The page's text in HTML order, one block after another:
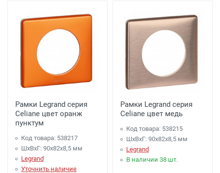
Рамки Legrand серия
Celiane цвет оранж
пунктум
Код товара: 538217
ШхВхГ: 90x82x8,5 мм
Legrand
Уточнить наличие
Рамки Legrand серия
Celiane цвет медь
Код товара: 538215
ШхВхГ: 90x82x8,5 мм
Legrand
В наличии 38 шт.